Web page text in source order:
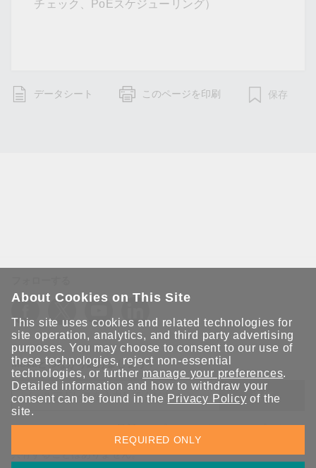
チェック、PoEスケジューリング）
データシート このページを印刷 保存
Moxaとつながり続けましょう！
送信
Moxaソリューションの最新アップデートにサインアップしま
す。 Moxaではプライバシーを尊重しており、メールを他の人と
共有することはありません。
About Cookies on This Site
This site uses cookies and related technologies for
site operation, analytics, and third party advertising
purposes. You may choose to consent to our use of
these technologies, reject non-essential
technologies, or further manage your preferences.
Detailed information and how to withdraw your
consent can be found in the Privacy Policy of the
site.
REQUIRED ONLY